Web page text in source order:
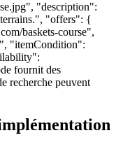
"description":
terrains.", "offers": {
baskets-course",
"itemCondition":
fournit des
recherche peuvent